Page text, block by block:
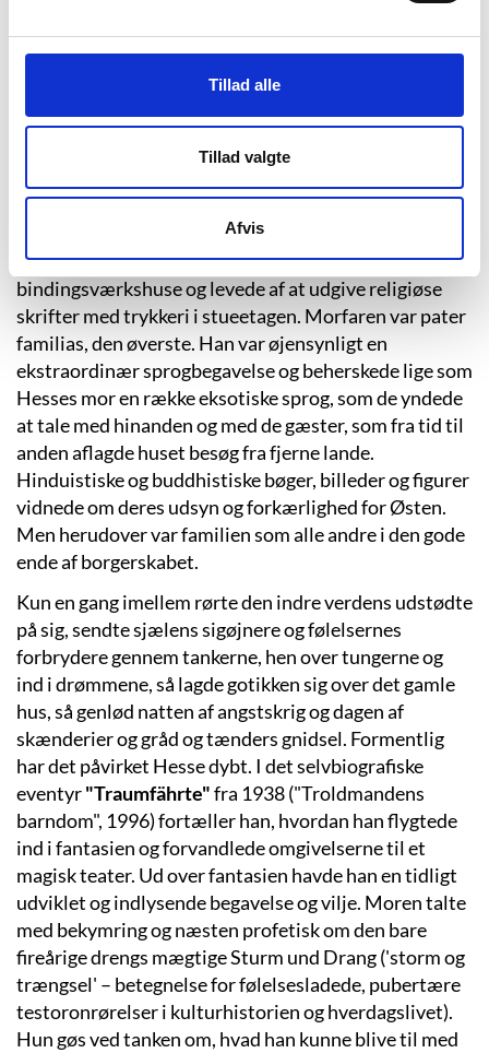
Tillad alle
Tillad valgte
Afvis
måtte tages for at få det lille samfund til at fungere.
Familien Hesse var i den kontekst lidt til en side. De
var pietister i en ellers overvejende katolsk del af
landet. Deres kvinder gik i uformelige mørke kjoler, de
var oprindeligt fra Baltikum. Morens familie havde
virket som missionærer i Østen. De boede tre
generationer sammen i et af de høje – tre etager –
bindingsværkshuse og levede af at udgive religiøse
skrifter med trykkeri i stueetagen. Morfaren var pater
familias, den øverste. Han var øjensynligt en
ekstraordinær sprogbegavelse og beherskede lige som
Hesses mor en række eksotiske sprog, som de yndede
at tale med hinanden og med de gæster, som fra tid til
anden aflagde huset besøg fra fjerne lande.
Hinduistiske og buddhistiske bøger, billeder og figurer
vidnede om deres udsyn og forkærlighed for Østen.
Men herudover var familien som alle andre i den gode
ende af borgerskabet.
Kun en gang imellem rørte den indre verdens udstødte
på sig, sendte sjælens sigøjnere og følelsernes
forbrydere gennem tankerne, hen over tungerne og
ind i drømmene, så lagde gotikken sig over det gamle
hus, så genlød natten af angstskrig og dagen af
skænderier og gråd og tænders gnidsel. Formentlig
har det påvirket Hesse dybt. I det selvbiografiske
eventyr"Traumfährte"fra 1938 ("Troldmandens
barndom", 1996) fortæller han, hvordan han flygtede
ind i fantasien og forvandlede omgivelserne til et
magisk teater. Ud over fantasien havde han en tidligt
udviklet og indlysende begavelse og vilje. Moren talte
med bekymring og næsten profetisk om den bare
fireårige drengs mægtige Sturm und Drang ('storm og
trængsel' – betegnelse for følelsesladede, pubertære
testoronrørelser i kulturhistorien og hverdagslivet).
Hun gøs ved tanken om, hvad han kunne blive til med